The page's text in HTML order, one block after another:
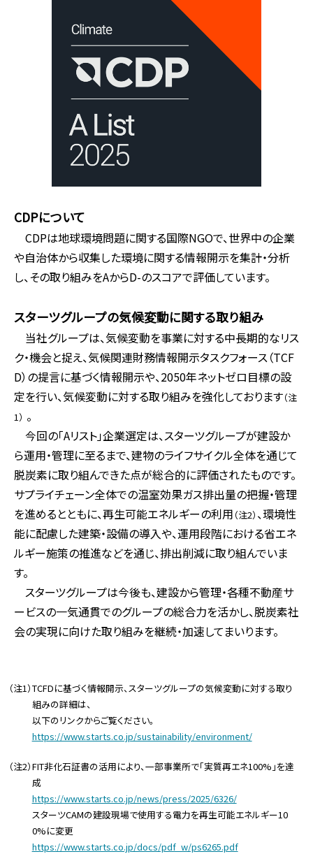
CDPについて
CDPは地球環境問題に関する国際NGOで、世界中の企業
や自治体から収集した環境に関する情報開示を集計・分析
し、その取り組みをAからD-のスコアで評価しています。
スターツグループの気候変動に関する取り組み
当社グループは、気候変動を事業に対する中長期的なリス
ク・機会と捉え、気候関連財務情報開示タスクフォース（TCF
D）の提言に基づく情報開示や、2050年ネットゼロ目標の設
定を行い、気候変動に対する取り組みを強化しております（注
1） 。
今回の「Aリスト」企業選定は、スターツグループが建設か
ら運用・管理に至るまで、建物のライフサイクル全体を通じて
脱炭素に取り組んできた点が総合的に評価されたものです。
サプライチェーン全体での温室効果ガス排出量の把握・管理
を進めるとともに、再生可能エネルギーの利用 （注2） 、環境性
能に配慮した建築・設備の導入や、運用段階における省エネ
ルギー施策の推進などを通じ、排出削減に取り組んでいま
す。
スターツグループは今後も、建設から管理・各種不動産サ
ービスの一気通貫でのグループの総合力を活かし、脱炭素社
会の実現に向けた取り組みを継続・加速してまいります。
（注1）TCFDに基づく情報開示、スターツグループの気候変動に対する取り
組みの詳細は、
以下のリンクからご覧ください。
https://www.starts.co.jp/sustainability/environment/
（注2）FIT非化石証書の活用により、一部事業所で「実質再エネ100%」を達
成
https://www.starts.co.jp/news/press/2025/6326/
スターツCAMの建設現場で使用する電力を再生可能エネルギー10
0%に変更
https://www.starts.co.jp/docs/pdf_w/ps6265.pdf